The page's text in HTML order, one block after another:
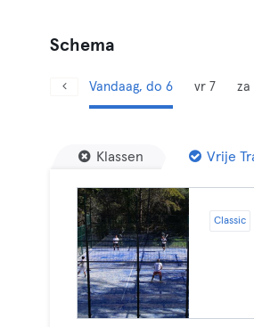
Schema
Vandaag, do 6 vr 7 za
Klassen Vrije
Classic